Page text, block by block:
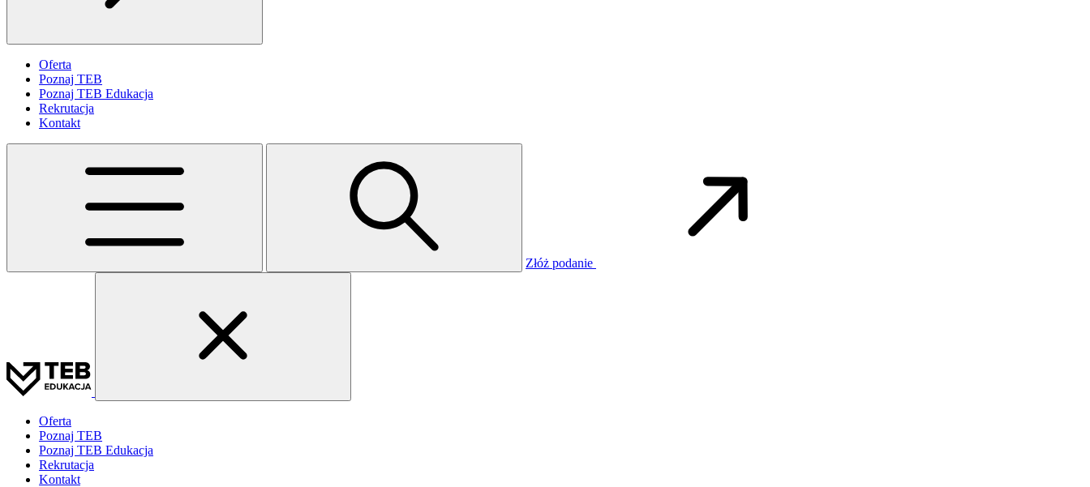
Oferta
Poznaj TEB
Poznaj TEB Edukacja
Rekrutacja
Kontakt
Złóż podanie
Oferta
Poznaj TEB
Poznaj TEB Edukacja
Rekrutacja
Kontakt